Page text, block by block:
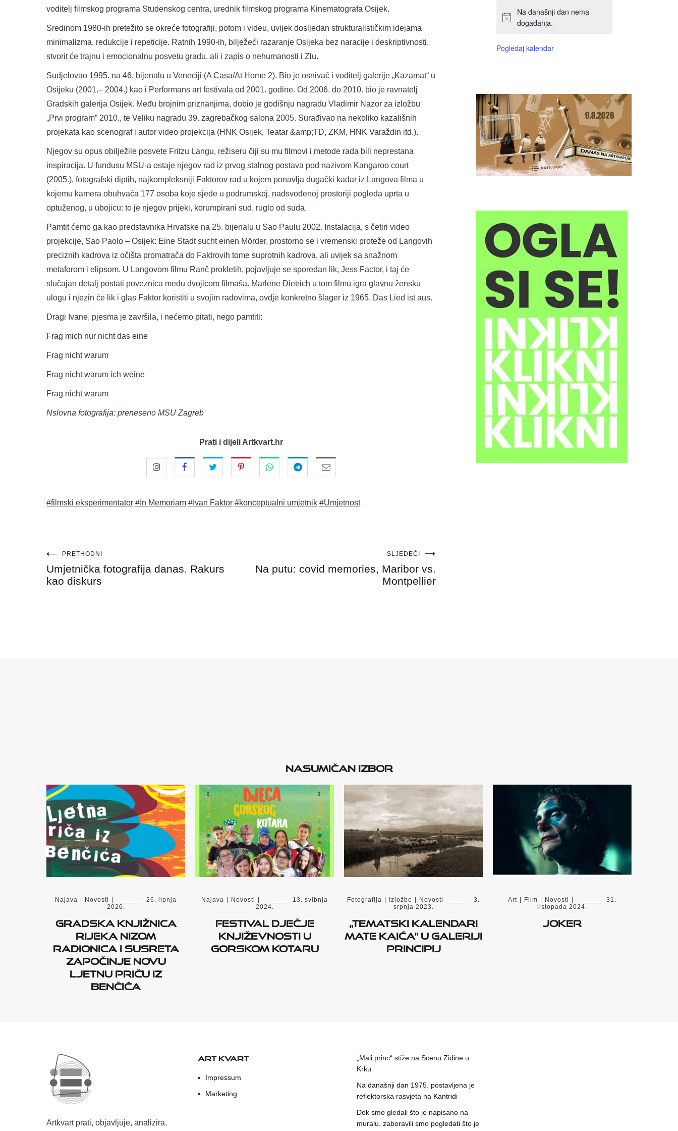
voditelj filmskog programa Studenskog centra, urednik filmskog programa Kinematografa Osijek.
Sredinom 1980-ih pretežito se okreće fotografiji, potom i videu, uvijek dosljedan strukturalističkim idejama
minimalizma, redukcije i repeticije. Ratnih 1990-ih, bilježeći razaranje Osijeka bez naracije i deskriptivnosti,
stvorit će trajnu i emocionalnu posvetu gradu, ali i zapis o nehumanosti i Zlu.
Sudjelovao 1995. na 46. bijenalu u Veneciji (A Casa/At Home 2). Bio je osnivač i voditelj galerije „Kazamat“ u
Osijeku (2001.– 2004.) kao i Performans art festivala od 2001. godine. Od 2006. do 2010. bio je ravnatelj
Gradskih galerija Osijek. Među brojnim priznanjima, dobio je godišnju nagradu Vladimir Nazor za izložbu
„Prvi program” 2010., te Veliku nagradu 39. zagrebačkog salona 2005. Surađivao na nekoliko kazališnih
projekata kao scenograf i autor video projekcija (HNK Osijek, Teatar &amp;TD, ZKM, HNK Varaždin itd.).
Njegov su opus obilježile posvete Fritzu Langu, režiseru čiji su mu filmovi i metode rada bili neprestana
inspiracija. U fundusu MSU-a ostaje njegov rad iz prvog stalnog postava pod nazivom Kangaroo court
(2005.), fotografski diptih, najkompleksniji Faktorov rad u kojem ponavlja dugački kadar iz Langova filma u
kojemu kamera obuhvaća 177 osoba koje sjede u podrumskoj, nadsvođenoj prostoriji pogleda uprta u
optuženog, u ubojicu: to je njegov prijeki, korumpirani sud, ruglo od suda.
Pamtit ćemo ga kao predstavnika Hrvatske na 25. bijenalu u Sao Paulu 2002. Instalacija, s četiri video
projekcije, Sao Paolo – Osijek: Eine Stadt sucht einen Mörder, prostorno se i vremenski proteže od Langovih
preciznih kadrova iz očišta promatrača do Faktrovih tome suprotnih kadrova, ali uvijek sa snažnom
metaforom i elipsom. U Langovom filmu Ranč prokletih, pojavljuje se sporedan lik, Jess Factor, i taj će
slučajan detalj postati poveznica među dvojicom filmaša. Marlene Dietrich u tom filmu igra glavnu žensku
ulogu i njezin će lik i glas Faktor koristiti u svojim radovima, ovdje konkretno šlager iz 1965. Das Lied ist aus.
Dragi Ivane, pjesma je završila, i nećemo pitati, nego pamtiti:
Frag mich nur nicht das eine
Frag nicht warum
Frag nicht warum ich weine
Frag nicht warum
Nslovna fotografija: preneseno MSU Zagreb
Prati i dijeli Artkvart.hr
#filmski eksperimentator #In Memoriam #Ivan Faktor #konceptualni umjetnik #Umjetnost
Navigacija
objava
PRETHODNI
Umjetnička fotografija danas. Rakurs
kao diskurs
SLJEDEĆI
Na putu: covid memories, Maribor vs.
Montpellier
Na današnji dan nema
događanja.
Pogledaj kalendar
Nasumičan izbor
Najava Novosti
26. lipnja
2026.
Gradska knjižnica
Rijeka nizom
radionica i susreta
započinje novu
Ljetnu priču iz
Benčića
Najava Novosti
13. svibnja
2024.
Festival dječje
književnosti u
Gorskom kotaru
Fotografija Izložbe Novosti
3.
srpnja 2023.
„Tematski kalendari
Mate Kaića” u Galeriji
Principij
Art Film Novosti
31.
listopada 2024.
Joker
Artkvart prati, objavljuje, analizira,
ART KVART
Impressum
Marketing
„Mali princ“ stiže na Scenu Zidine u
Krku
Na današnji dan 1975. postavljena je
reflektorska rasvjeta na Kantridi
Dok smo gledali što je napisano na
muralu, zaboravili smo pogledati što je